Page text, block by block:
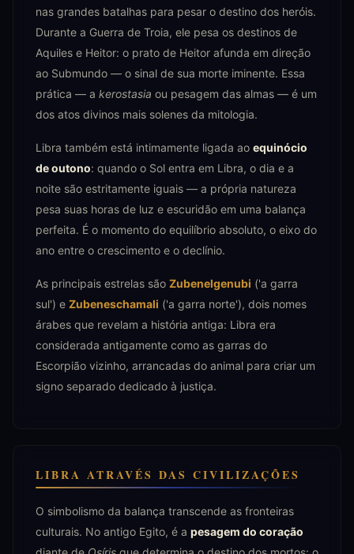
nas grandes batalhas para pesar o destino dos heróis.
Durante a Guerra de Troia, ele pesa os destinos de
Aquiles e Heitor: o prato de Heitor afunda em direção
ao Submundo — o sinal de sua morte iminente. Essa
prática — a kerostasia ou pesagem das almas — é um
dos atos divinos mais solenes da mitologia.
Libra também está intimamente ligada ao equinócio
de outono: quando o Sol entra em Libra, o dia e a
noite são estritamente iguais — a própria natureza
pesa suas horas de luz e escuridão em uma balança
perfeita. É o momento do equilíbrio absoluto, o eixo do
ano entre o crescimento e o declínio.
As principais estrelas são Zubenelgenubi ('a garra
sul') e Zubeneschamali ('a garra norte'), dois nomes
árabes que revelam a história antiga: Libra era
considerada antigamente como as garras do
Escorpião vizinho, arrancadas do animal para criar um
signo separado dedicado à justiça.
LIBRA ATRAVÉS DAS CIVILIZAÇÕES
O simbolismo da balança transcende as fronteiras
culturais. No antigo Egito, é a pesagem do coração